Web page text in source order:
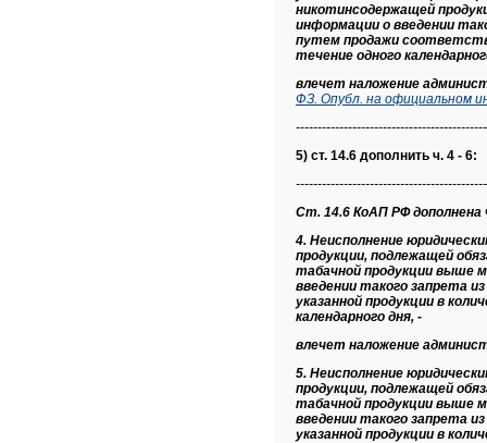
никотинсодержащей
информации о введении
путем продажи
течение одного
влечет наложение
ФЗ. Опубл. на официальном
5) ст. 14.6 дополнить ч. 4 - 6:
Ст. 14.6 КоАП РФ дополнена
4. Неисполнение
продукции, подлежащей
табачной продукции выше
введении такого запрета
указанной продукции в
календарного дня, -
влечет наложение
5. Неисполнение
продукции, подлежащей
табачной продукции выше
введении такого запрета
указанной продукции в